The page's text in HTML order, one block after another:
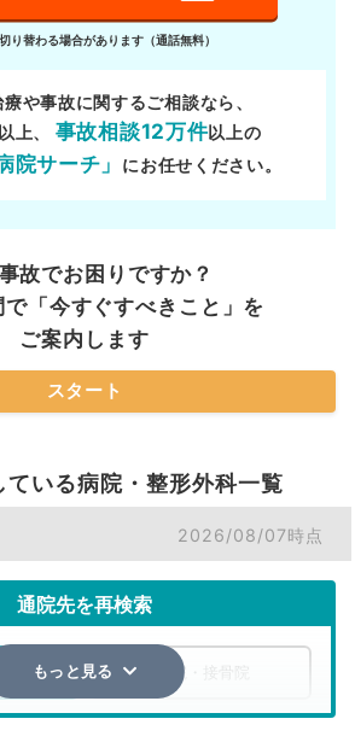
り替わる場合があります（通話無料）
や事故に関するご相談なら、
以上、 事故相談12万件以上の
院サーチ」 にお任せください。
故でお困りですか？
「今すぐすべきこと」を
ご案内します
スタート
ている病院・整形外科一覧
2026/08/07時点
通院先を再検索
整骨院・接骨院
もっと見る